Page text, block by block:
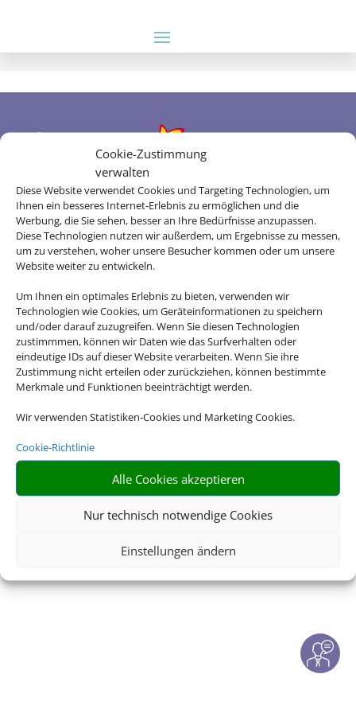
Cookie-Zustimmung
verwalten
Diese Website verwendet Cookies und Targeting Technologien, um
Ihnen ein besseres Internet-Erlebnis zu ermöglichen und die
Werbung, die Sie sehen, besser an Ihre Bedürfnisse anzupassen.
Diese Technologien nutzen wir außerdem, um Ergebnisse zu messen,
um zu verstehen, woher unsere Besucher kommen oder um unsere
Website weiter zu entwickeln.
Um Ihnen ein optimales Erlebnis zu bieten, verwenden wir
Technologien wie Cookies, um Geräteinformationen zu speichern
und/oder darauf zuzugreifen. Wenn Sie diesen Technologien
zustimmmen, können wir Daten wie das Surfverhalten oder
eindeutige IDs auf dieser Website verarbeiten. Wenn Sie ihre
Zustimmung nicht erteilen oder zurückziehen, können bestimmte
Merkmale und Funktionen beeinträchtigt werden.
Wir verwenden Statistiken-Cookies und Marketing Cookies.
Cookie-Richtlinie
Alle Cookies akzeptieren
Nur technisch notwendige Cookies
Einstellungen ändern
Rechtliche Informationen
Impressum| Datenschutzerklärung|Online
Check-In|Service|Blacklisted Airlines |AGB|
© 2026 • Schmetterling